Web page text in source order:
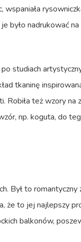
było nadrukować na
studiach
tkaninę
Robiła też wzory
np. koguta, do
Był to romantyczny
że to jej najlepszy
balkonów,